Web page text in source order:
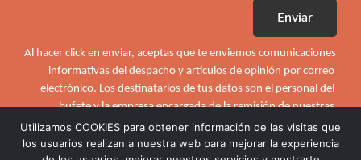
Al hacer click en enviar, aceptas que te enviemos comunicaciones
informativas del despacho y artículos de opinión por correo
electrónico. Los destinatarios de tus datos son el personal del
bufete y la empresa encargada de la remisión de nuestras
Comunicaciones. No cederemos tus datos salvo obligación legal.
Puedes darte de baja en cualquier momento o ejercer los
Utilizamos COOKIES para obtener información de las visitas que
los usuarios realizan a nuestra web para mejorar la experiencia